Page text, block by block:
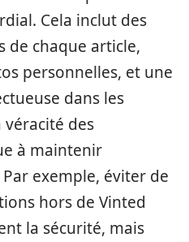
Cela inclut des
de chaque article,
personnelles, et une
dans les
véracité des
à maintenir
exemple, éviter de
hors de Vinted
la sécurité, mais